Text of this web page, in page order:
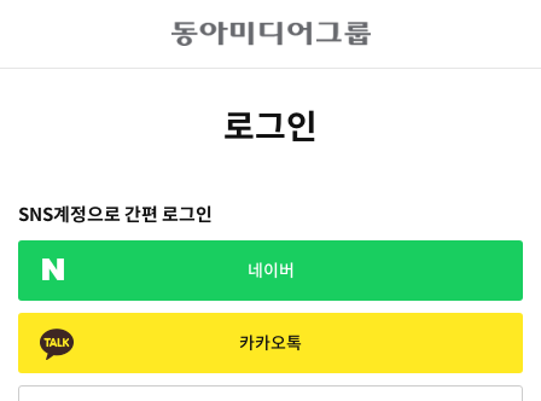
로그인
SNS계정으로 간편 로그인
네이버
카카오톡